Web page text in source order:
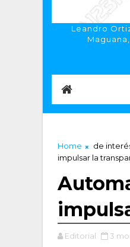
Leandro
Home de
impulsar la
Editorial 3